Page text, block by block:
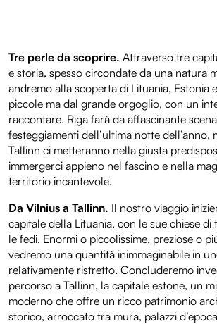
Tre perle da scoprire. Attraverso tre
e storia, spesso circondate da una natura
andremo alla scoperta di Lituania, Estonia
piccole ma dal grande orgoglio, con un
raccontare. Riga farà da affascinante
festeggiamenti dell’ultima notte dell’anno,
Tallinn ci metteranno nella giusta
immergerci appieno nel fascino e nella
territorio incantevole.
Da Vilnius a Tallinn. Il nostro viaggio
capitale della Lituania, con le sue chiese
le fedi. Enormi o piccolissime, preziose o
vedremo una quantità inimmaginabile in
relativamente ristretto. Concluderemo
percorso a Tallinn, la capitale estone, un
moderno che offre un ricco patrimonio
storico, arroccato tra mura, palazzi